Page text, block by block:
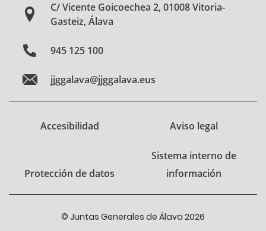
C/ Vicente Goicoechea 2, 01008 Vitoria-
Gasteiz, Álava
945 125 100
jjggalava@jjggalava.eus
Accesibilidad Aviso legal
Protección de datos
Sistema interno de
información
© Juntas Generales de Álava 2026